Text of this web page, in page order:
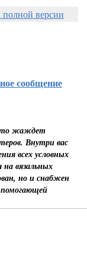
полной версии
сообщение
жаждет
Внутри вас
всех условных
вязальных
но и снабжен